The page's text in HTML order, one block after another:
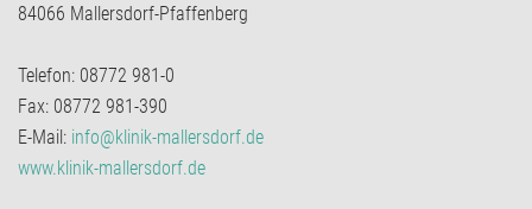
84066 Mallersdorf-Pfaffenberg
Telefon: 08772 981-0
Fax: 08772 981-390
E-Mail: info@klinik-mallersdorf.de
www.klinik-mallersdorf.de